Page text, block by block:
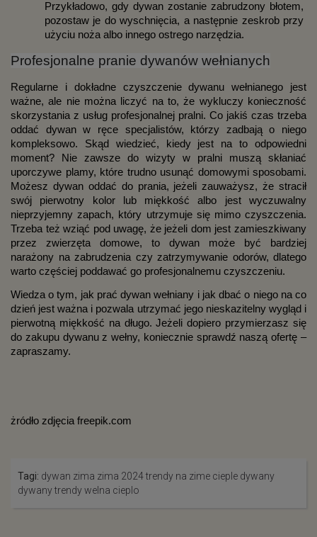
Przykładowo, gdy dywan zostanie zabrudzony błotem,
pozostaw je do wyschnięcia, a następnie zeskrob przy
użyciu noża albo innego ostrego narzędzia.
Profesjonalne pranie dywanów wełnianych
Regularne i dokładne czyszczenie dywanu wełnianego jest
ważne, ale nie można liczyć na to, że wykluczy konieczność
skorzystania z usług profesjonalnej pralni. Co jakiś czas trzeba
oddać dywan w ręce specjalistów, którzy zadbają o niego
kompleksowo. Skąd wiedzieć, kiedy jest na to odpowiedni
moment? Nie zawsze do wizyty w pralni muszą skłaniać
uporczywe plamy, które trudno usunąć domowymi sposobami.
Możesz dywan oddać do prania, jeżeli zauważysz, że stracił
swój pierwotny kolor lub miękkość albo jest wyczuwalny
nieprzyjemny zapach, który utrzymuje się mimo czyszczenia.
Trzeba też wziąć pod uwagę, że jeżeli dom jest zamieszkiwany
przez zwierzęta domowe, to dywan może być bardziej
narażony na zabrudzenia czy zatrzymywanie odorów, dlatego
warto częściej poddawać go profesjonalnemu czyszczeniu.
Wiedza o tym, jak prać dywan wełniany i jak dbać o niego na co
dzień jest ważna i pozwala utrzymać jego nieskazitelny wygląd i
pierwotną miękkość na długo. Jeżeli dopiero przymierzasz się
do zakupu dywanu z wełny, koniecznie sprawdź naszą ofertę –
zapraszamy.
żródło zdjęcia freepik.com
Tagi: dywan zima zima 2024trendy na zime cieple dywany
dywanytrendywelna cieplo